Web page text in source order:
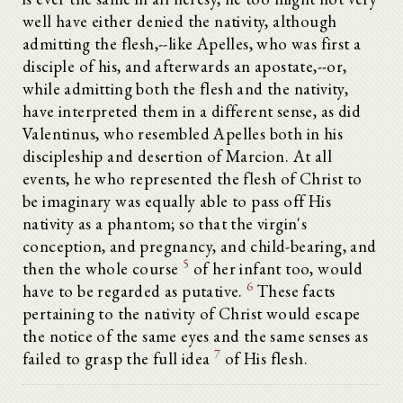
well have either denied the nativity, although
admitting the flesh,--like Apelles, who was first a
disciple of his, and afterwards an apostate,--or,
while admitting both the flesh and the nativity,
have interpreted them in a different sense, as did
Valentinus, who resembled Apelles both in his
discipleship and desertion of Marcion. At all
events, he who represented the flesh of Christ to
be imaginary was equally able to pass off His
nativity as a phantom; so that the virgin's
conception, and pregnancy, and child-bearing, and
then the whole course 5 of her infant too, would
have to be regarded as putative.6 These facts
pertaining to the nativity of Christ would escape
the notice of the same eyes and the same senses as
failed to grasp the full idea 7 of His flesh.